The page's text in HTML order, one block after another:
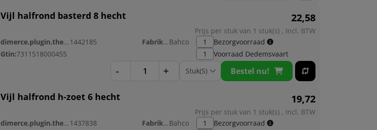
Vijl halfrond basterd 8 hecht 22,58
Prijs per stuk van 1 stuk(s) , Incl. BTW
dimerce.plugin.theme.productnr: 1442185 Fabrikant:Bahco
Gtin:7311518000455
1
Bezorgvoorraad
1
Voorraad Dedemsvaart
- + Bestel nu!
Vijl halfrond h-zoet 6 hecht 19,72
Prijs per stuk van 1 stuk(s) , Incl. BTW
dimerce.plugin.theme.productnr: 1437838 Fabrikant:Bahco
1
Bezorgvoorraad